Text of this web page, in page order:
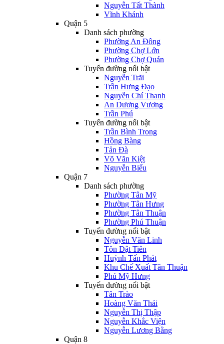
Nguyễn Tất Thành
Vĩnh Khánh
Quận 5
Danh sách phường
Phường An Đông
Phường Chợ Lớn
Phường Chợ Quán
Tuyến đường nổi bật
Nguyễn Trãi
Trần Hưng Đạo
Nguyễn Chí Thanh
An Dương Vương
Trần Phú
Tuyến đường nổi bật
Trần Bình Trọng
Hồng Bàng
Tản Đà
Võ Văn Kiệt
Nguyễn Biểu
Quận 7
Danh sách phường
Phường Tân Mỹ
Phường Tân Hưng
Phường Tân Thuận
Phường Phú Thuận
Tuyến đường nổi bật
Nguyễn Văn Linh
Tôn Dật Tiên
Huỳnh Tấn Phát
Khu Chế Xuất Tân Thuận
Phú Mỹ Hưng
Tuyến đường nổi bật
Tân Trào
Hoàng Văn Thái
Nguyễn Thị Thập
Nguyễn Khắc Viện
Nguyễn Lương Bằng
Quận 8